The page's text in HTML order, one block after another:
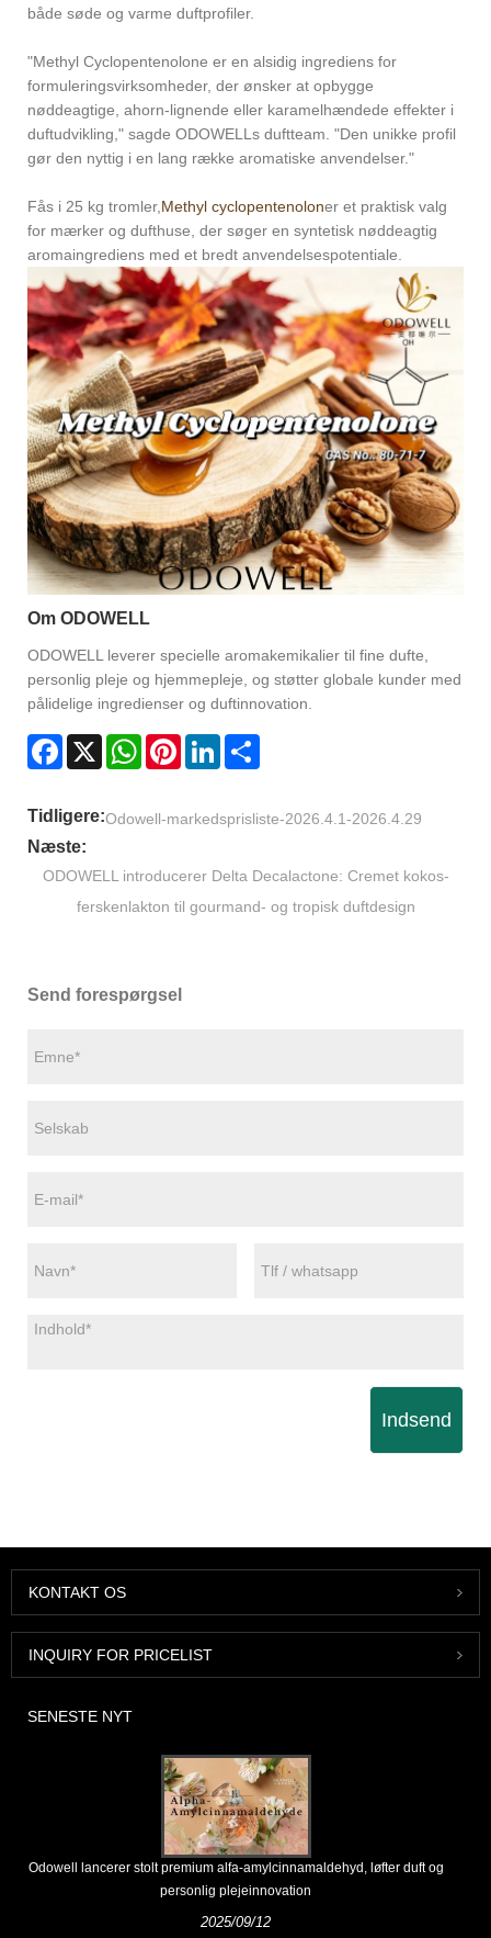
både søde og varme duftprofiler.
"Methyl Cyclopentenolone er en alsidig ingrediens for
formuleringsvirksomheder, der ønsker at opbygge
nøddeagtige, ahorn-lignende eller karamelhændede effekter i
duftudvikling," sagde ODOWELLs duftteam. "Den unikke profil
gør den nyttig i en lang række aromatiske anvendelser."
Fås i 25 kg tromler,Methyl cyclopentenoloner et praktisk valg
for mærker og dufthuse, der søger en syntetisk nøddeagtig
aromaingrediens med et bredt anvendelsespotentiale.
Om ODOWELL
ODOWELL leverer specielle aromakemikalier til fine dufte,
personlig pleje og hjemmepleje, og støtter globale kunder med
pålidelige ingredienser og duftinnovation.
Facebook
X WhatsAppPinterestLinkedIn
Tidligere:Odowell-markedsprisliste-2026.4.1-2026.4.29
Næste:
ODOWELL introducerer Delta Decalactone: Cremet kokos-
ferskenlakton til gourmand- og tropisk duftdesign
Send forespørgsel
Indsend
KONTAKT OS
INQUIRY FOR PRICELIST
SENESTE NYT
Odowell lancerer stolt premium alfa-amylcinnamaldehyd, løfter duft og
personlig plejeinnovation
2025/09/12